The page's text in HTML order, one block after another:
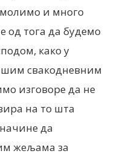
и много
од тога да будемо
како у
свакодневним
изговоре да не
на то шта
да
жељама за